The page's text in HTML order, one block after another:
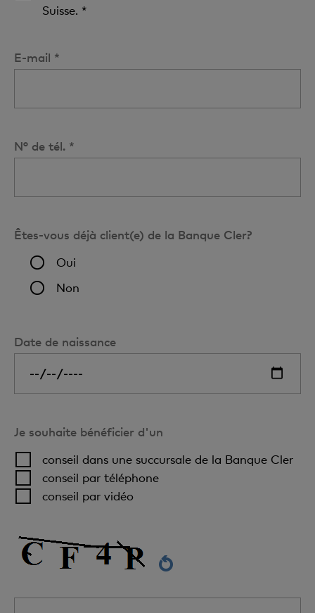
Suisse. *
E-mail *
N° de tél. *
Êtes-vous déjà client(e) de la Banque Cler?
Oui
Non
Date de naissance
Je souhaite bénéficier d'un
conseil dans une succursale de la Banque Cler
conseil par téléphone
conseil par vidéo